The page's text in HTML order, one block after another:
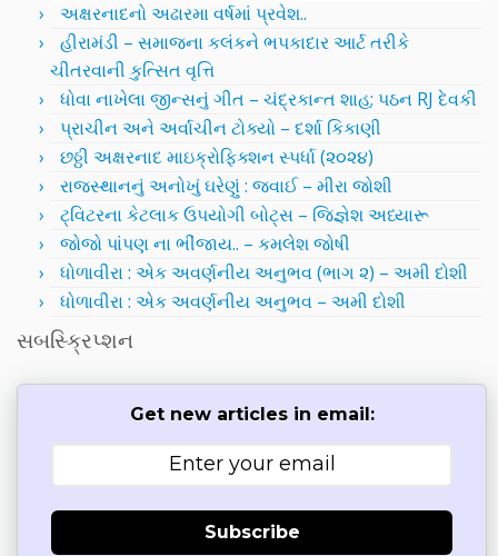
અક્ષરનાદનો અઢારમા વર્ષમાં પ્રવેશ..
હીરામંડી – સમાજના કલંકને ભપકાદાર આર્ટ તરીકે
ચીતરવાની કુત્સિત વૃત્તિ
ધોવા નાખેલા જીન્સનું ગીત – ચંદ્રકાન્ત શાહ; પઠન RJ દેવકી
પ્રાચીન અને અર્વાચીન ટોક્યો – દર્શા કિકાણી
છઠ્ઠી અક્ષરનાદ માઇક્રોફિક્શન સ્પર્ધા (૨૦૨૪)
રાજસ્થાનનું અનોખું ઘરેણું : જવાઈ – મીરા જોશી
ટ્વિટરના કેટલાક ઉપયોગી બોટ્સ – જિજ્ઞેશ અધ્યારૂ
જોજો પાંપણ ના ભીંજાય.. – કમલેશ જોષી
ધોળાવીરા : એક અવર્ણનીય અનુભવ (ભાગ ૨) – અમી દોશી
ધોળાવીરા : એક અવર્ણનીય અનુભવ – અમી દોશી
સબસ્ક્રિપ્શન
Get new articles in email:
Subscribe